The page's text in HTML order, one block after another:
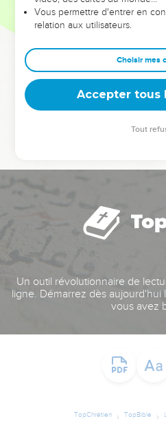
Dans cette conférence, leaders,
clés pour avancer avec plus de
deviennent vos tremplins. Que
équipe, un groupe ou une
Un outil révolutionnaire de
ligne. Démarrez dès
vous avez
TopChrétien TopBible
Vous permettre d'entrer en
relation aux utilisateurs.
Choisir mes
Accepter tous
Tout